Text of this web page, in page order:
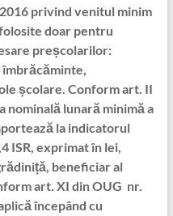
privind venitul minim
doar pentru
preșcolarilor:
îmbrăcăminte,
școlare. Conform art. II
nominală lunară minimă a
la indicatorul
ISR, exprimat în lei,
beneficiar al
art. XI din OUG nr.
începând cu